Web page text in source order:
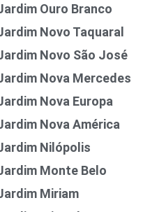
Ouro Branco
Novo Taquaral
Novo São José
Nova Mercedes
Nova Europa
Nova América
Nilópolis
Monte Belo
Miriam